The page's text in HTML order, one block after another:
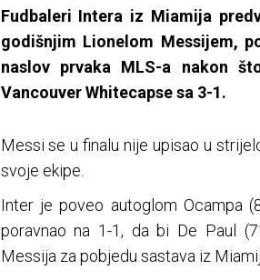
Fudbaleri Intera iz Miamija
godišnjim Lionelom Messijem,
naslov prvaka MLS-a nakon
Vancouver Whitecapse sa 3-1.
Messi se u finalu nije upisao u
svoje ekipe.
Inter je poveo autoglom Ocampa
poravnao na 1-1, da bi De Paul
Messija za pobjedu sastava iz